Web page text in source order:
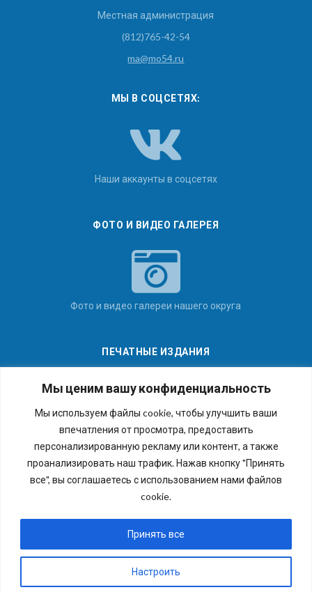
Мы ценим вашу конфиденциальность
Мы используем файлы cookie, чтобы улучшить ваши
впечатления от просмотра, предоставить
персонализированную рекламу или контент, а также
проанализировать наш трафик. Нажав кнопку "Принять
все", вы соглашаетесь с использованием нами файлов
cookie.
Настроить
Принять все
Местная администрация
(812)765-42-54
ma@mo54.ru
МЫ В СОЦСЕТЯХ:
Наши аккаунты в соцсетях
ФОТО И ВИДЕО ГАЛЕРЕЯ
Фото и видео галереи нашего округа
ПЕЧАТНЫЕ ИЗДАНИЯ
Последние номера наших газет
Copyright © 2026 Внутригородское муниципальное
образование города федерального значения Санкт-
Петербурга муниципальный округ №54. Все права
защищены.